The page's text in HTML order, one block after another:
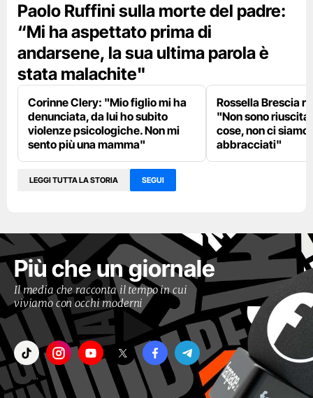
Paolo Ruffini sulla morte del padre:
“Mi ha aspettato prima di
andarsene, la sua ultima parola è
stata malachite"
Corinne Clery: "Mio figlio mi ha
denunciata, da lui ho subito
violenze psicologiche. Non mi
sento più una mamma"
Rossella Brescia
"Non sono
cose, non ci siamo
abbracciati"
LEGGI TUTTA LA STORIA SEGUI
Più che un giornale
Il media che racconta il tempo in cui
viviamo con occhi moderni